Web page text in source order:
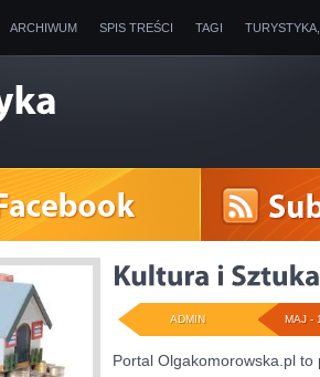
ARCHIWUM SPIS TREŚCI TAGI
MAJ -
ADMIN
Portal Olgakomorowska.pl